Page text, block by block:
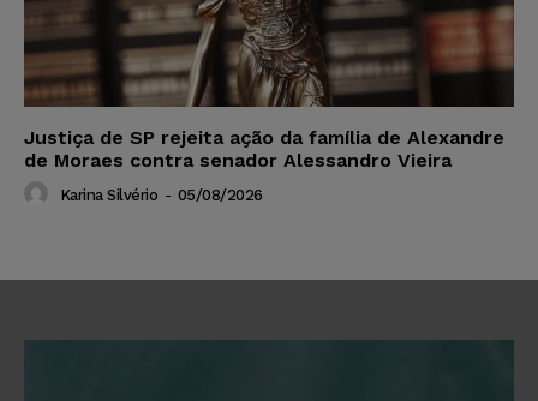
Justiça de SP rejeita ação da família de Alexandre
de Moraes contra senador Alessandro Vieira
Karina Silvério - 05/08/2026